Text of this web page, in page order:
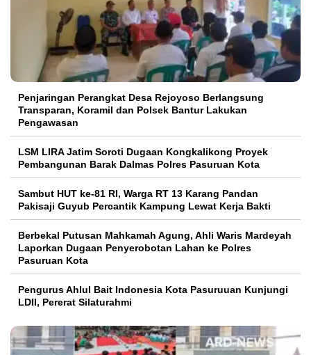
Penjaringan Perangkat Desa Rejoyoso Berlangsung
Transparan, Koramil dan Polsek Bantur Lakukan
Pengawasan
LSM LIRA Jatim Soroti Dugaan Kongkalikong Proyek
Pembangunan Barak Dalmas Polres Pasuruan Kota
Sambut HUT ke-81 RI, Warga RT 13 Karang Pandan
Pakisaji Guyub Percantik Kampung Lewat Kerja Bakti
Berbekal Putusan Mahkamah Agung, Ahli Waris Mardeyah
Laporkan Dugaan Penyerobotan Lahan ke Polres
Pasuruan Kota
Pengurus Ahlul Bait Indonesia Kota Pasuruuan Kunjungi
LDII, Pererat Silaturahmi